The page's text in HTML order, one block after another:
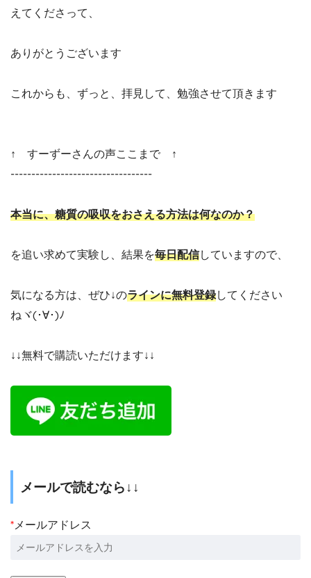
えてくださって、
ありがとうございます
これからも、ずっと、拝見して、勉強させて頂きます
↑ すーずーさんの声ここまで ↑
----------------------------------
本当に、糖質の吸収をおさえる方法は何なのか？
を追い求めて実験し、結果を毎日配信していますので、
気になる方は、ぜひ↓のラインに無料登録してください
ねヾ(･∀･)ﾉ
↓↓無料で購読いただけます↓↓
メールで読むなら↓↓
* メールアドレス